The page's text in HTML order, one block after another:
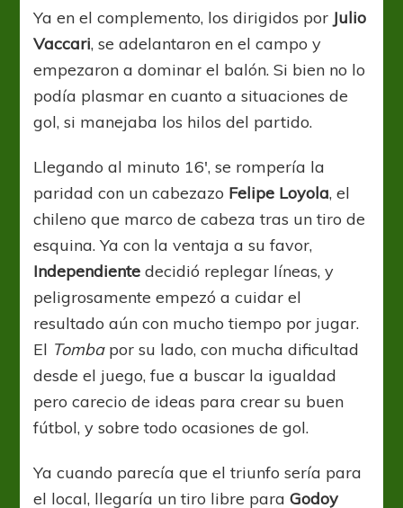
Ya en el complemento, los dirigidos por Julio
Vaccari, se adelantaron en el campo y
empezaron a dominar el balón. Si bien no lo
podía plasmar en cuanto a situaciones de
gol, si manejaba los hilos del partido.
Llegando al minuto 16′, se rompería la
paridad con un cabezazo Felipe Loyola, el
chileno que marco de cabeza tras un tiro de
esquina. Ya con la ventaja a su favor,
Independientedecidió replegar líneas, y
peligrosamente empezó a cuidar el
resultado aún con mucho tiempo por jugar.
El Tomba por su lado, con mucha dificultad
desde el juego, fue a buscar la igualdad
pero carecio de ideas para crear su buen
fútbol, y sobre todo ocasiones de gol.
Ya cuando parecía que el triunfo sería para
el local, llegaría un tiro libre paraGodoy